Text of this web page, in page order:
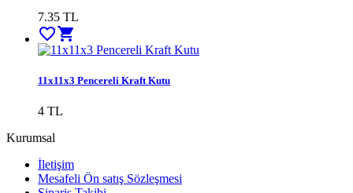
7.35 TL
favorite_bordershopping_cart
11x11x3 Pencereli Kraft Kutu
4 TL
Kurumsal
İletişim
Mesafeli Ön satış Sözleşmesi